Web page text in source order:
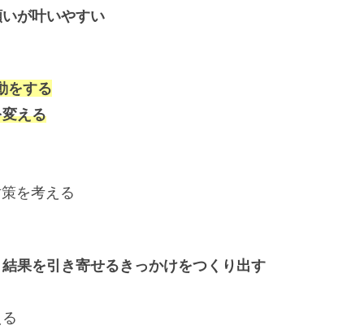
が叶いやすい
をする
える
考える
果を引き寄せるきっかけをつくり出す